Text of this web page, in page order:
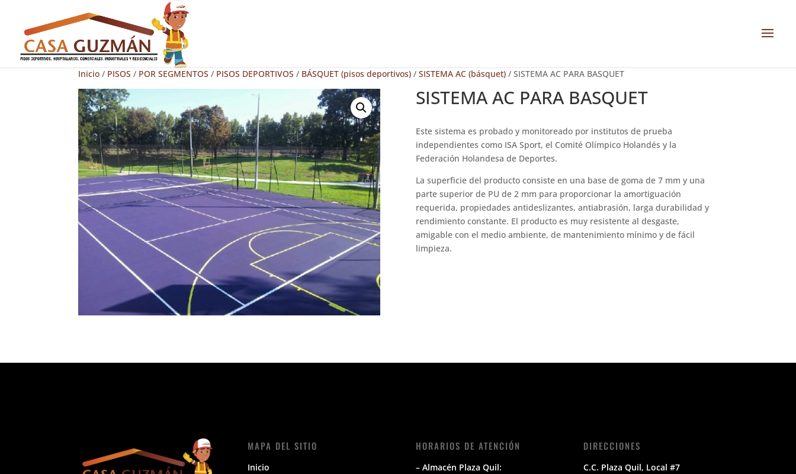
Inicio / PISOS / POR SEGMENTOS / PISOS DEPORTIVOS / BÁSQUET (pisos deportivos) / SISTEMA AC (básquet) / SISTEMA AC PARA BASQUET
SISTEMA AC PARA BASQUET
Este sistema es probado y monitoreado por institutos de prueba
independientes como ISA Sport, el Comité Olímpico Holandés y la
Federación Holandesa de Deportes.
La superficie del producto consiste en una base de goma de 7 mm y una
parte superior de PU de 2 mm para proporcionar la amortiguación
requerida, propiedades antideslizantes, antiabrasión, larga durabilidad y
rendimiento constante. El producto es muy resistente al desgaste,
amigable con el medio ambiente, de mantenimiento mínimo y de fácil
limpieza.
MAPA DEL SITIO
Inicio
HORARIOS DE ATENCIÓN
– Almacén Plaza Quil:
DIRECCIONES
C.C. Plaza Quil, Local #7